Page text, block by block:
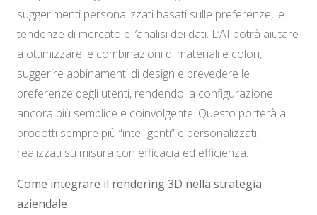
suggerimenti personalizzati basati sulle preferenze, le
tendenze di mercato e l’analisi dei dati. L’AI potrà aiutare
a ottimizzare le combinazioni di materiali e colori,
suggerire abbinamenti di design e prevedere le
preferenze degli utenti, rendendo la configurazione
ancora più semplice e coinvolgente. Questo porterà a
prodotti sempre più “intelligenti” e personalizzati,
realizzati su misura con efficacia ed efficienza.
Come integrare il rendering 3D nella strategia
aziendale